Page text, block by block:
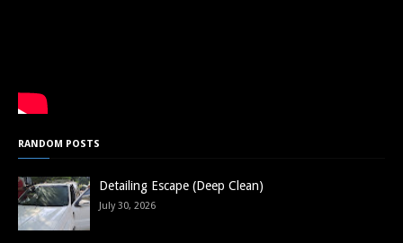
RANDOM POSTS
Detailing Escape (Deep Clean)
July 30, 2026